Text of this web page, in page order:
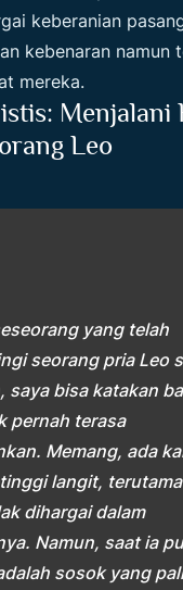
keberanian
kebenaran namun
mereka.
Menjalani
Leo
yang telah
seorang pria Leo
saya bisa katakan
pernah terasa
Memang, ada
langit,
dihargai dalam
Namun, saat ia
sosok yang